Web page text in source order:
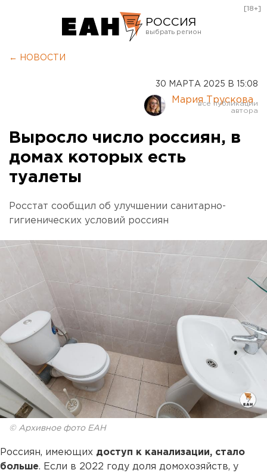
РОССИЯ
Курган
Оренбург
[18+]
← НОВОСТИ
30 МАРТА 2025 В 15:08
Мария Трускова
Выросло число россиян, в
домах которых есть
туалеты
Росстат сообщил об улучшении санитарно-
гигиенических условий россиян
© Архивное фото ЕАН
Россиян, имеющих доступ к канализации, стало
больше. Если в 2022 году доля домохозяйств, у